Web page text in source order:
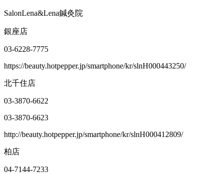
SalonLena&Lena鍼灸院
銀座店
03-6228-7775
https://beauty.hotpepper.jp/smartphone/kr/slnH000443250/
北千住店
03-3870-6622
03-3870-6623
http://beauty.hotpepper.jp/smartphone/kr/slnH000412809/
柏店
04-7144-7233